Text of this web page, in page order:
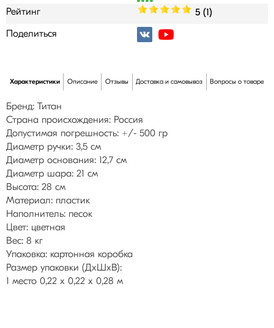
Рейтинг
5 (1)
Поделиться
Характеристики Описание Отзывы Доставка и самовывоз Вопросы о товаре
Бренд: Титан
Страна происхождения: Россия
Допустимая погрешность: +/- 500 гр
Диаметр ручки: 3,5 см
Диаметр основания: 12,7 см
Диаметр шара: 21 см
Высота: 28 см
Материал: пластик
Наполнитель: песок
Цвет: цветная
Вес: 8 кг
Упаковка: картонная коробка
Размер упаковки (ДхШхВ):
1 место 0,22 х 0,22 х 0,28 м